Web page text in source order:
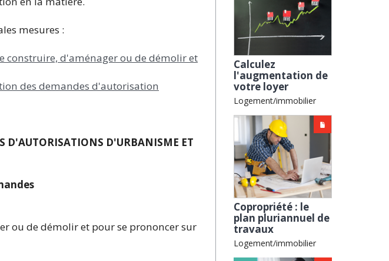
mesures :
construire, d'aménager ou de démolir et
des demandes d'autorisation
D'AUTORISATIONS D'URBANISME ET
ou de démolir et pour se prononcer sur
Calculez
l'augmentation de
votre loyer
Logement/immobilier
Copropriété : le
plan pluriannuel de
travaux
Logement/immobilier